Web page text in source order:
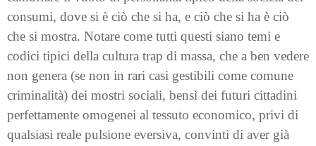
consumi, dove si è ciò che si ha, e ciò che si ha è ciò
che si mostra. Notare come tutti questi siano temi e
codici tipici della cultura trap di massa, che a ben vedere
non genera (se non in rari casi gestibili come comune
criminalità) dei mostri sociali, bensì dei futuri cittadini
perfettamente omogenei al tessuto economico, privi di
qualsiasi reale pulsione eversiva, convinti di aver già